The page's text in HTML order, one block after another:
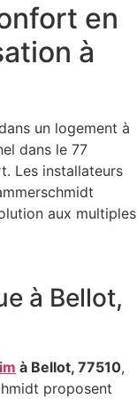
en
à
un logement à
dans le 77
Les installateurs
aux multiples
à Bellot,
à Bellot, 77510,
proposent